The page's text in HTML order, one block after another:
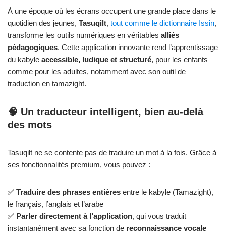
À une époque où les écrans occupent une grande place dans le
quotidien des jeunes, Tasuqilt, tout comme le dictionnaire Issin,
transforme les outils numériques en véritables alliés
pédagogiques. Cette application innovante rend l’apprentissage
du kabyle accessible, ludique et structuré, pour les enfants
comme pour les adultes, notamment avec son outil de
traduction en tamazight.
🧠 Un traducteur intelligent, bien au-delà
des mots
Tasuqilt ne se contente pas de traduire un mot à la fois. Grâce à
ses fonctionnalités premium, vous pouvez :
✅ Traduire des phrases entières entre le kabyle (Tamazight),
le français, l’anglais et l’arabe
✅ Parler directement à l’application, qui vous traduit
instantanément avec sa fonction de reconnaissance vocale